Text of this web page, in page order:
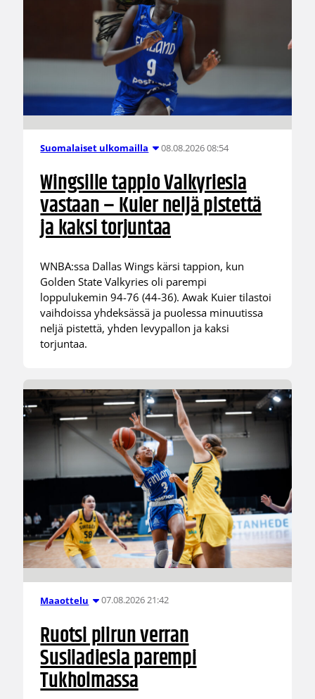
Suomalaiset ulkomailla 08.08.2026 08:54
Wingsille tappio Valkyriesia
vastaan – Kuier neljä pistettä
ja kaksi torjuntaa
WNBA:ssa Dallas Wings kärsi tappion, kun
Golden State Valkyries oli parempi
loppulukemin 94-76 (44-36). Awak Kuier tilastoi
vaihdoissa yhdeksässä ja puolessa minuutissa
neljä pistettä, yhden levypallon ja kaksi
torjuntaa.
Maaottelu 07.08.2026 21:42
Ruotsi piirun verran
Susiladiesia parempi
Tukholmassa